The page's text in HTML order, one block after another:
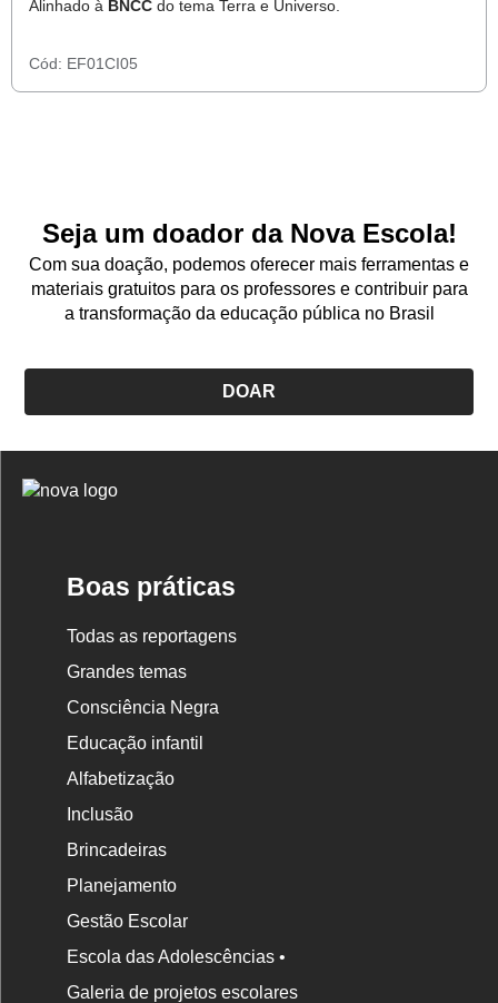
Alinhado à BNCC do tema Terra e Universo.
Cód: EF01CI05
Seja um doador da Nova Escola!
Com sua doação, podemos oferecer mais ferramentas e
materiais gratuitos para os professores e contribuir para
a transformação da educação pública no Brasil
DOAR
Logo
Boas práticas
Todas as reportagens
Grandes temas
Consciência Negra
Educação infantil
Alfabetização
Inclusão
Brincadeiras
Planejamento
Gestão Escolar
Escola das Adolescências •
Galeria de projetos escolares